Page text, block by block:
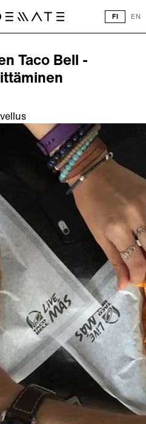
FI EN
Taco Bell -